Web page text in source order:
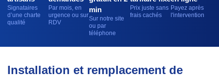
Signataires
d’une charte
qualité
Par mois, en
urgence ou sur
RDV
min
Sur notre site
ou par
téléphone
Prix juste sans
frais cachés
Payez après
l'intervention
Installation et remplacement de